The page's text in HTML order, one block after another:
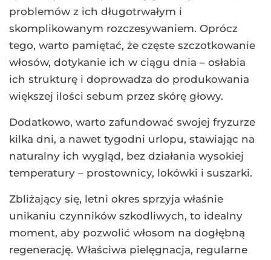
problemów z ich długotrwałym i
skomplikowanym rozczesywaniem. Oprócz
tego, warto pamiętać, że częste szczotkowanie
włosów, dotykanie ich w ciągu dnia – osłabia
ich strukturę i doprowadza do produkowania
większej ilości sebum przez skórę głowy.
Dodatkowo, warto zafundować swojej fryzurze
kilka dni, a nawet tygodni urlopu, stawiając na
naturalny ich wygląd, bez działania wysokiej
temperatury – prostownicy, lokówki i suszarki.
Zbliżający się, letni okres sprzyja właśnie
unikaniu czynników szkodliwych, to idealny
moment, aby pozwolić włosom na dogłębną
regenerację. Właściwa pielęgnacja, regularne